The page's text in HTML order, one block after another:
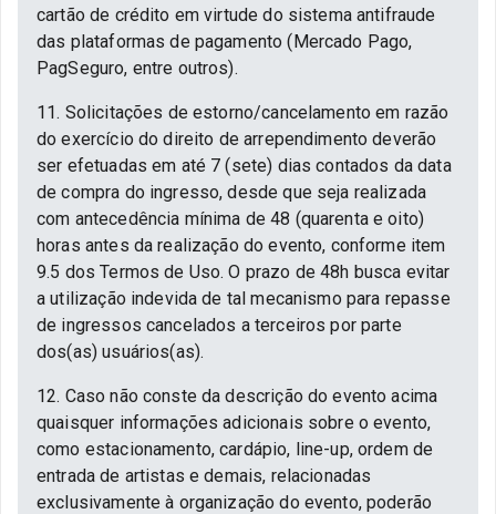
cartão de crédito em virtude do sistema antifraude
das plataformas de pagamento (Mercado Pago,
PagSeguro, entre outros).
11. Solicitações de estorno/cancelamento em razão
do exercício do direito de arrependimento deverão
ser efetuadas em até 7 (sete) dias contados da data
de compra do ingresso, desde que seja realizada
com antecedência mínima de 48 (quarenta e oito)
horas antes da realização do evento, conforme item
9.5 dos Termos de Uso. O prazo de 48h busca evitar
a utilização indevida de tal mecanismo para repasse
de ingressos cancelados a terceiros por parte
dos(as) usuários(as).
12. Caso não conste da descrição do evento acima
quaisquer informações adicionais sobre o evento,
como estacionamento, cardápio, line-up, ordem de
entrada de artistas e demais, relacionadas
exclusivamente à organização do evento, poderão